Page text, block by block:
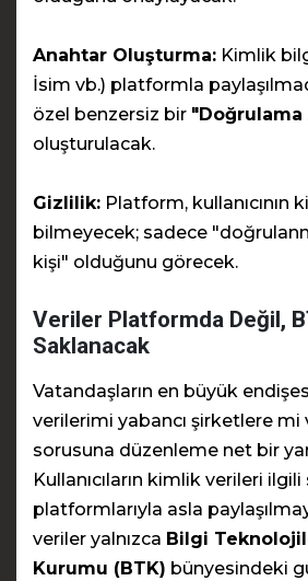
Anahtar Oluşturma: Kimlik
İsim vb.) platformla
özel benzersiz bir "Doğrulama
oluşturulacak.
Gizlilik: Platform, kullanıcının
bilmeyecek; sadece
kişi" olduğunu görecek.
Veriler Platformda Değil,
Saklanacak
Vatandaşların en büyük
verilerimi yabancı şirketlere mi
sorusuna düzenleme net bir
Kullanıcıların kimlik verileri
platformlarıyla asla
veriler yalnızca Bilgi
Kurumu (BTK) bünyesindeki